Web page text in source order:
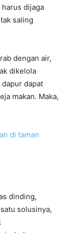
dijaga
saling
dengan air,
dikelola
dapat
makan. Maka,
di taman
dinding,
solusinya,